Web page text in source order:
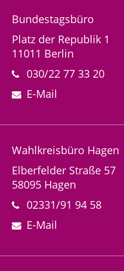
Bundestagsbüro
Platz der Republik 1
11011 Berlin
030/22 77 33 20
E-Mail
Wahlkreisbüro Hagen
Elberfelder Straße 57
58095 Hagen
02331/91 94 58
E-Mail